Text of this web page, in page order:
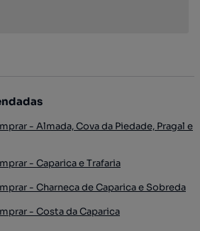
- Almada, Cova da Piedade, Pragal e
- Caparica e Trafaria
- Charneca de Caparica e Sobreda
- Costa da Caparica